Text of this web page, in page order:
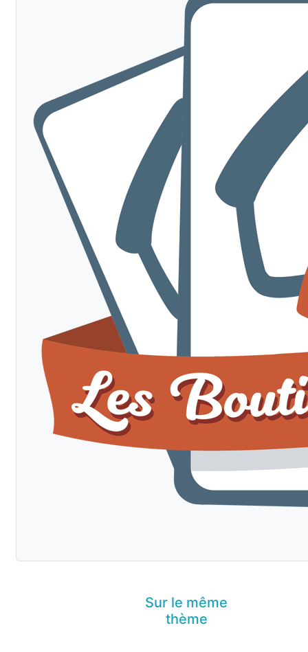
Sur le même
thème